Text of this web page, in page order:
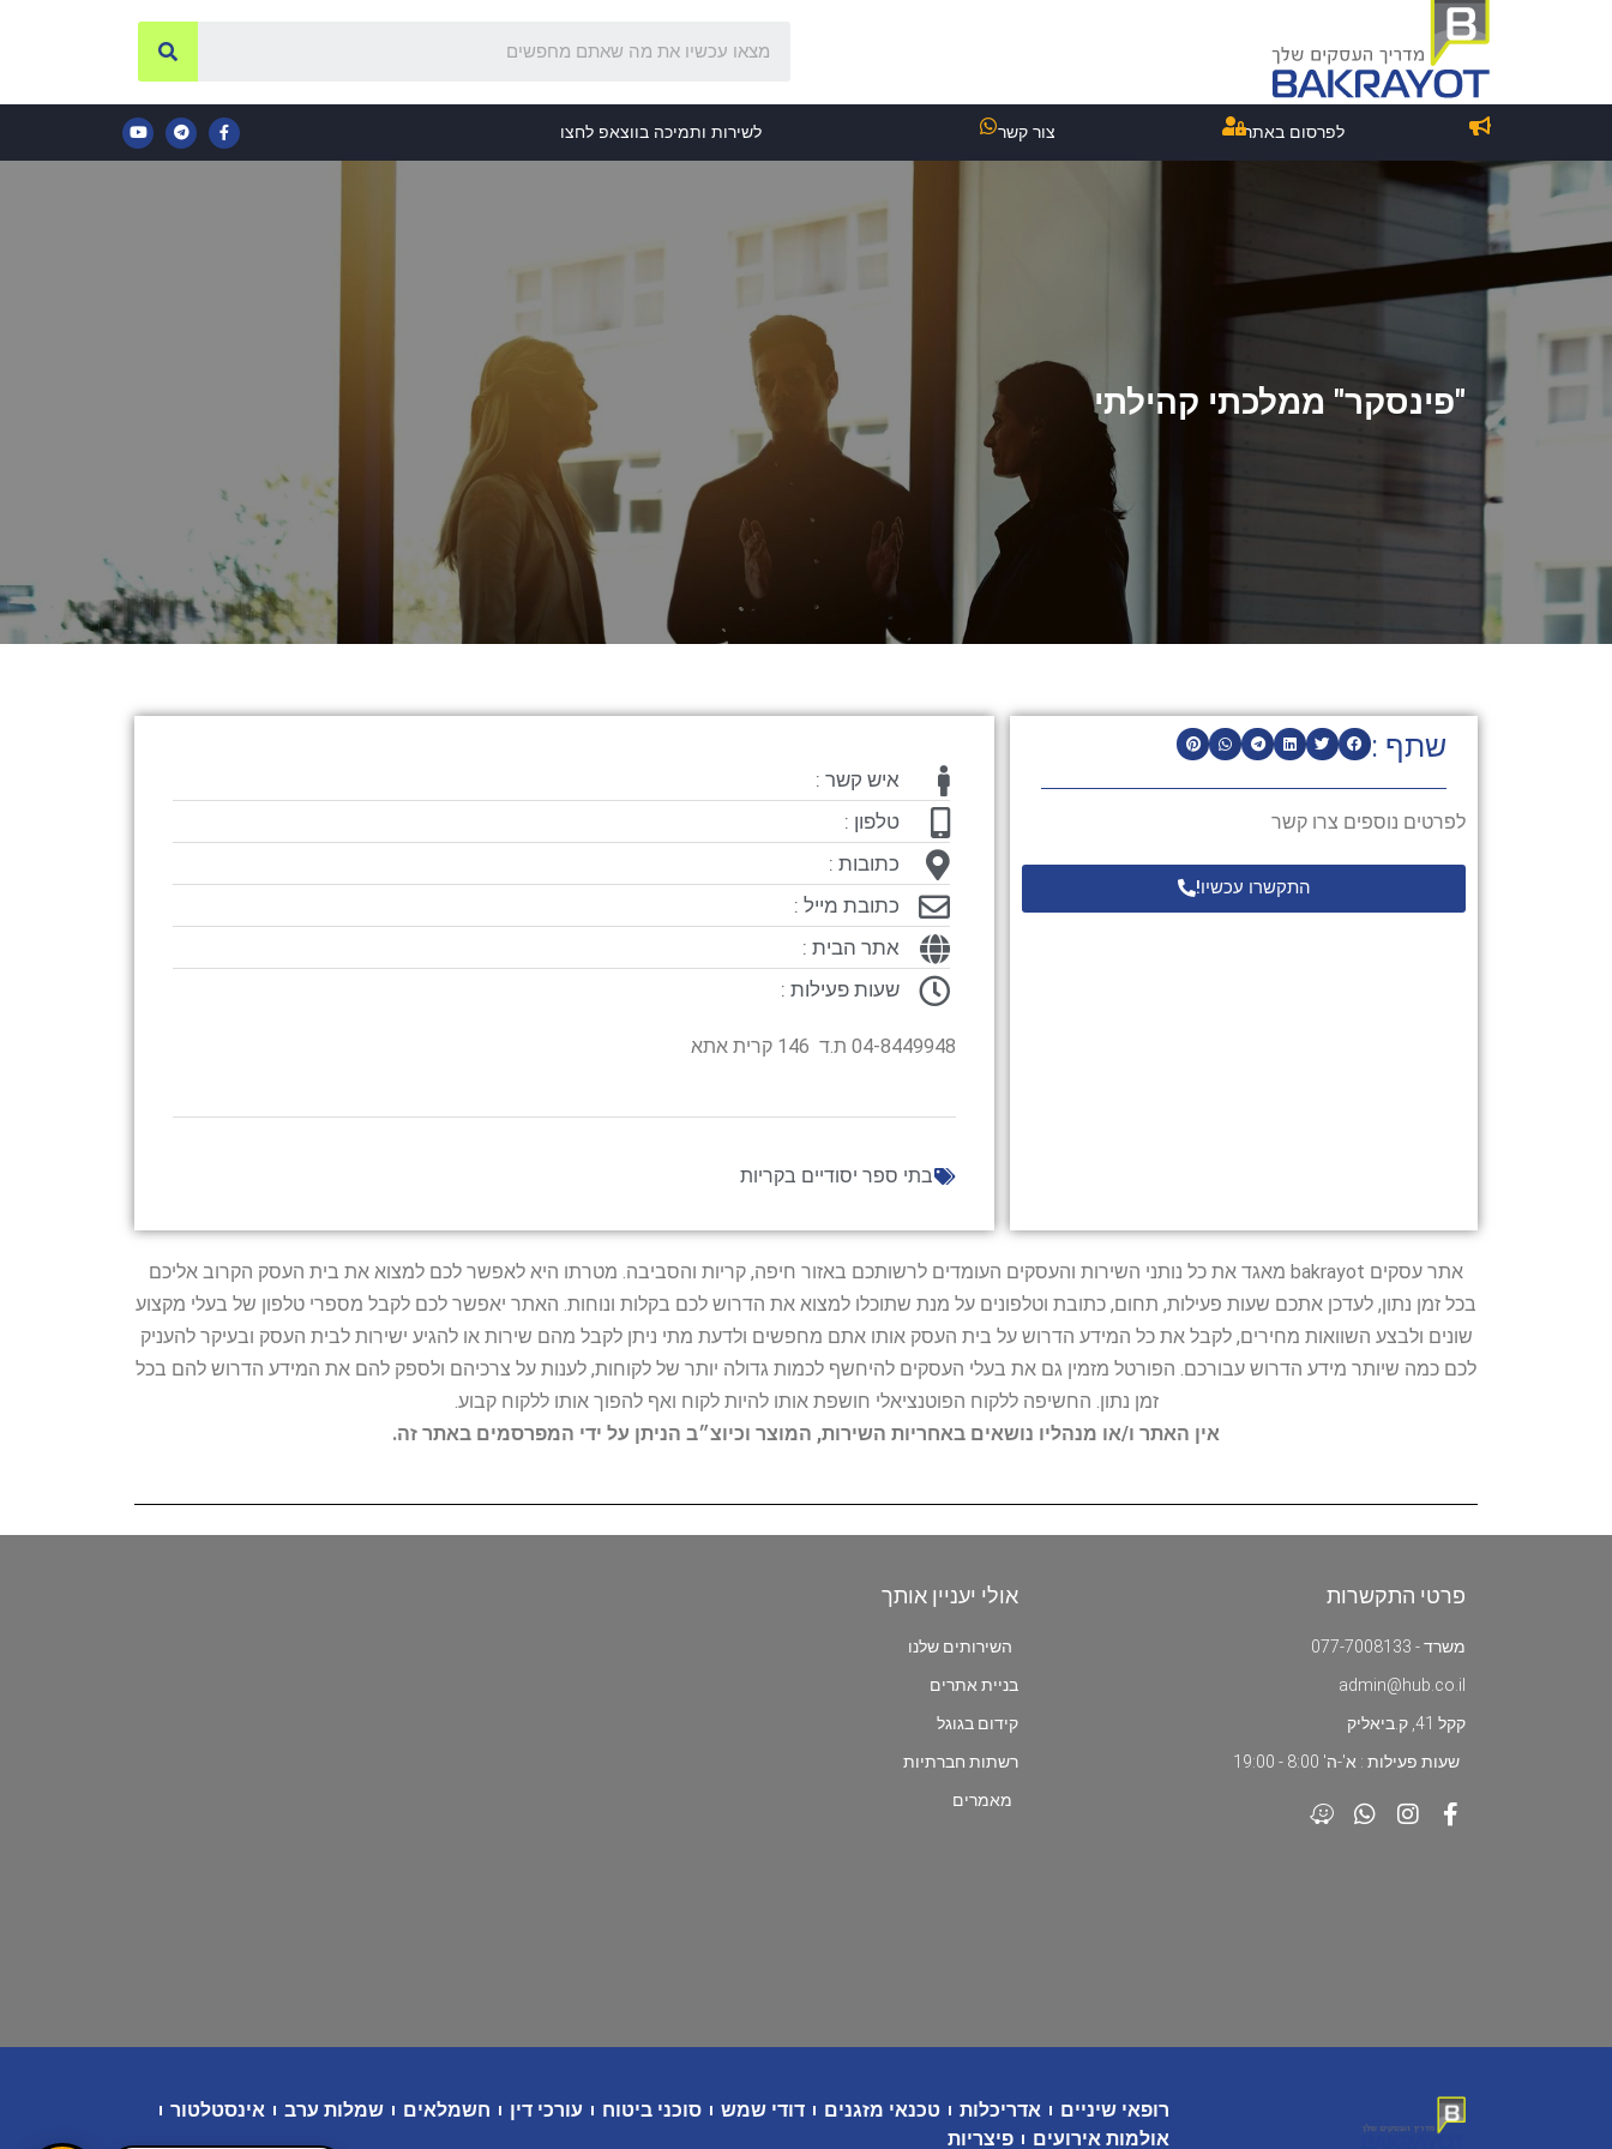
לפרסום באתר צור קשר לשירות ותמיכה בווצאפ לחצו
"פינסקר" ממלכתי קהילתי
שתף :
לפרטים נוספים צרו קשר
התקשרו עכשיו!
איש קשר :
טלפון :
כתובות :
כתובת מייל :
אתר הבית :
שעות פעילות :
04-8449948 ת.ד 146 קרית אתא
בתי ספר יסודיים בקריות
אתר עסקים bakrayot מאגד את כל נותני השירות והעסקים העומדים לרשותכם באזור חיפה, קריות והסביבה. מטרתו היא לאפשר לכם למצוא את בית העסק הקרוב אליכם
בכל זמן נתון, לעדכן אתכם שעות פעילות, תחום, כתובת וטלפונים על מנת שתוכלו למצוא את הדרוש לכם בקלות ונוחות. האתר יאפשר לכם לקבל מספרי טלפון של בעלי מקצוע
שונים ולבצע השוואות מחירים, לקבל את כל המידע הדרוש על בית העסק אותו אתם מחפשים ולדעת מתי ניתן לקבל מהם שירות או להגיע ישירות לבית העסק ובעיקר להעניק
לכם כמה שיותר מידע הדרוש עבורכם. הפורטל מזמין גם את בעלי העסקים להיחשף לכמות גדולה יותר של לקוחות, לענות על צרכיהם ולספק להם את המידע הדרוש להם בכל
זמן נתון. החשיפה ללקוח הפוטנציאלי חושפת אותו להיות לקוח ואף להפוך אותו ללקוח קבוע.
אין האתר ו/או מנהליו נושאים באחריות השירות, המוצר וכיוצ״ב הניתן על ידי המפרסמים באתר זה.
פרטי התקשרות
משרד - 077-7008133
admin@hub.co.il
קקל 41, ק.ביאליק
שעות פעילות : א'-ה' 8:00 - 19:00
אולי יעניין אותך
השירותים שלנו
בניית אתרים
קידום בגוגל
רשתות חברתיות
מאמרים
רופאי שיניים אדריכלות טכנאי מזגנים דודי שמש סוכני ביטוח עורכי דין חשמלאים שמלות ערב
אינסטלטור
אולמות אירועים
פיצריות